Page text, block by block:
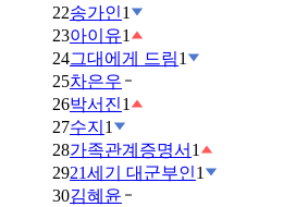
22송가인1
23아이유1
24그대에게 드림1
25차은우
26박서진1
27수지 1
28가족관계증명서 1
2921세기 대군부인1
30김혜윤